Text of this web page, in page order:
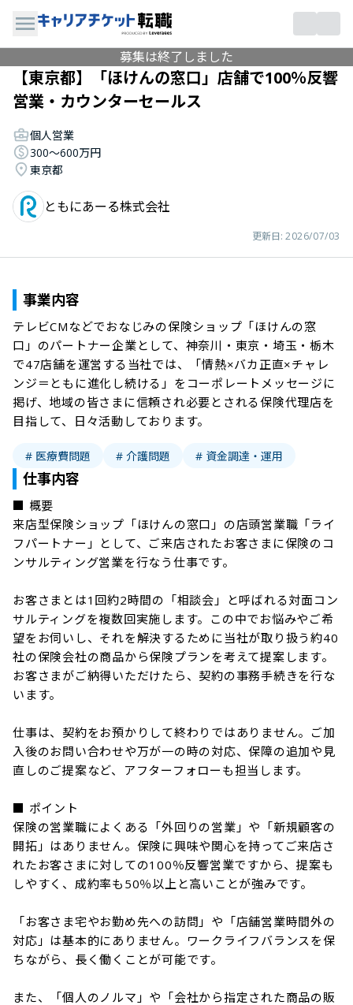
募集は終了しました
【東京都】「ほけんの窓口」店舗で100％反響
営業・カウンターセールス
個人営業
300〜600万円
東京都
ともにあーる株式会社
更新日: 2026/07/03
事業内容
テレビCMなどでおなじみの保険ショップ「ほけんの窓
口」のパートナー企業として、神奈川・東京・埼玉・栃木
で47店舗を運営する当社では、「情熱×バカ正直×チャレ
ンジ＝ともに進化し続ける」をコーポレートメッセージに
掲げ、地域の皆さまに信頼され必要とされる保険代理店を
目指して、日々活動しております。
# 医療費問題 # 介護問題 # 資金調達・運用
仕事内容
■ 概要
来店型保険ショップ「ほけんの窓口」の店頭営業職「ライ
フパートナー」として、ご来店されたお客さまに保険のコ
ンサルティング営業を行なう仕事です。
お客さまとは1回約2時間の「相談会」と呼ばれる対面コン
サルティングを複数回実施します。この中でお悩みやご希
望をお伺いし、それを解決するために当社が取り扱う約40
社の保険会社の商品から保険プランを考えて提案します。
お客さまがご納得いただけたら、契約の事務手続きを行な
います。
仕事は、契約をお預かりして終わりではありません。ご加
入後のお問い合わせや万が一の時の対応、保障の追加や見
直しのご提案など、アフターフォローも担当します。
■ ポイント
保険の営業職によくある「外回りの営業」や「新規顧客の
開拓」はありません。保険に興味や関心を持ってご来店さ
れたお客さまに対しての100％反響営業ですから、提案も
しやすく、成約率も50％以上と高いことが強みです。
「お客さま宅やお勤め先への訪問」や「店舗営業時間外の
対応」は基本的にありません。ワークライフバランスを保
ちながら、長く働くことが可能です。
また、「個人のノルマ」や「会社から指定された商品の販